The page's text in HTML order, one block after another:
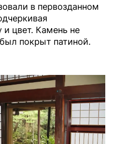
в первозданном
и цвет. Камень не
покрыт патиной.